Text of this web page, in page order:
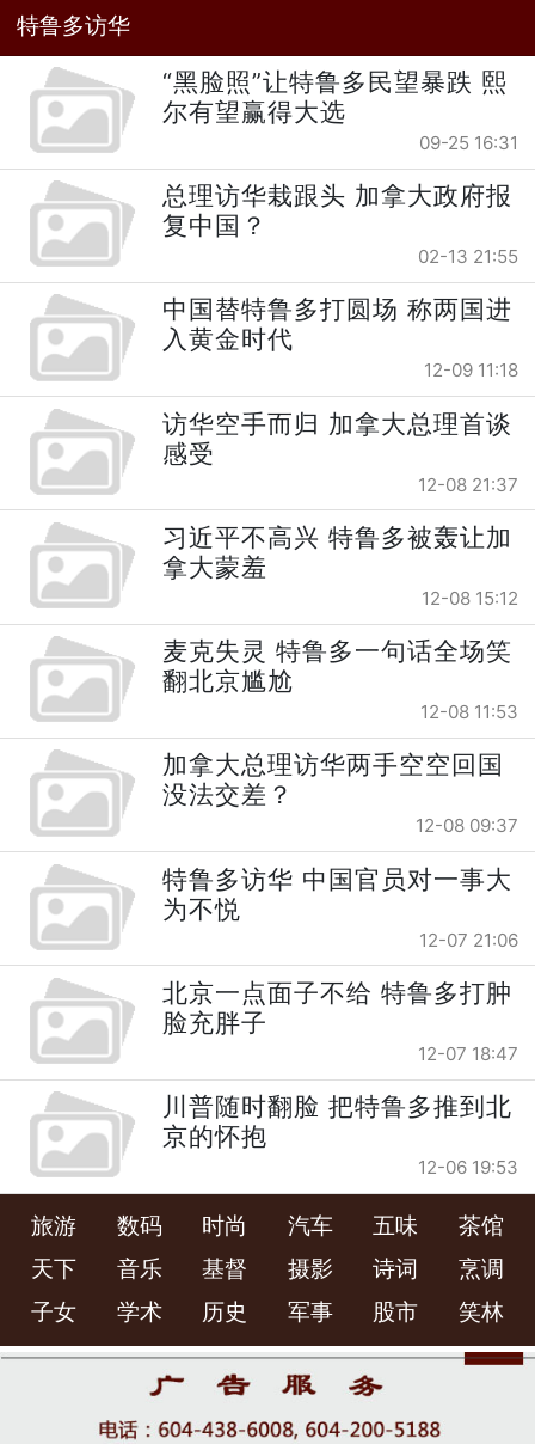
特鲁多访华
“黑脸照”让特鲁多民望暴跌 熙
尔有望赢得大选
09-25 16:31
总理访华栽跟头 加拿大政府报
复中国？
02-13 21:55
中国替特鲁多打圆场 称两国进
入黄金时代
12-09 11:18
访华空手而归 加拿大总理首谈
感受
12-08 21:37
习近平不高兴 特鲁多被轰让加
拿大蒙羞
12-08 15:12
麦克失灵 特鲁多一句话全场笑
翻北京尴尬
12-08 11:53
加拿大总理访华两手空空回国
没法交差？
12-08 09:37
特鲁多访华 中国官员对一事大
为不悦
12-07 21:06
北京一点面子不给 特鲁多打肿
脸充胖子
12-07 18:47
川普随时翻脸 把特鲁多推到北
京的怀抱
12-06 19:53
旅游 数码 时尚 汽车 五味
茶馆
天下
音乐 基督 摄影 诗词
烹调
子女
学术 历史 军事 股市 笑林